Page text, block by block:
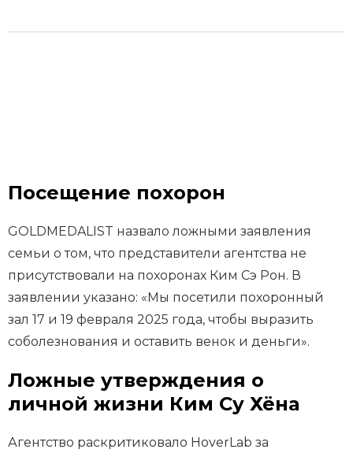
Посещение похорон
GOLDMEDALIST назвало ложными заявления
семьи о том, что представители агентства не
присутствовали на похоронах Ким Сэ Рон. В
заявлении указано: «Мы посетили похоронный
зал 17 и 19 февраля 2025 года, чтобы выразить
соболезнования и оставить венок и деньги».
Ложные утверждения о
личной жизни Ким Су Хёна
Агентство раскритиковало HoverLab за